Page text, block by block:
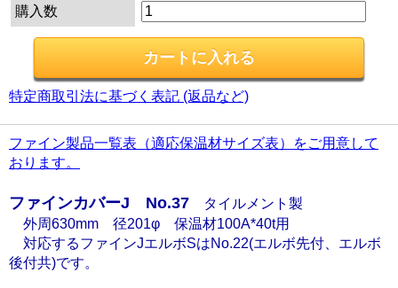
購入数
特定商取引法に基づく表記 (返品など)
ファイン製品一覧表（適応保温材サイズ表）をご用意して
おります。
ファインカバーJ No.37 タイルメント製
外周630mm 径201φ 保温材100A*40t用
対応するファインJエルボSはNo.22(エルボ先付、エルボ
後付共)です。